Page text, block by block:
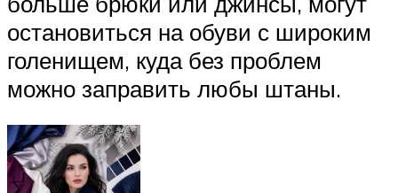
остановиться на обуви с широким
голенищем, куда без проблем
можно заправить любы штаны.